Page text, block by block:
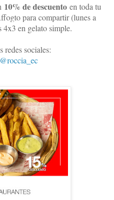
10% de descuento en toda tu
para compartir (lunes a
4x3 en gelato simple.
redes sociales:
@roccia_ec